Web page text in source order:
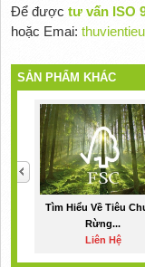
Để được tư vấn ISO
hoặc Emai:
SẢN PHẨM KHÁC
Tìm Hiểu Về Tiêu
Rừng...
Liên Hệ